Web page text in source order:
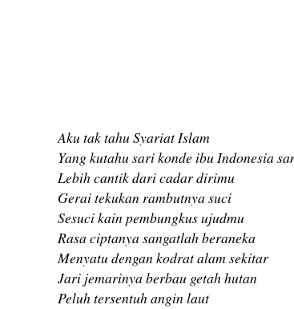
Aku tak tahu Syariat Islam
Yang kutahu sari konde ibu Indonesia
Lebih cantik dari cadar dirimu
Gerai tekukan rambutnya suci
Sesuci kain pembungkus ujudmu
Rasa ciptanya sangatlah beraneka
Menyatu dengan kodrat alam sekitar
Jari jemarinya berbau getah hutan
Peluh tersentuh angin laut